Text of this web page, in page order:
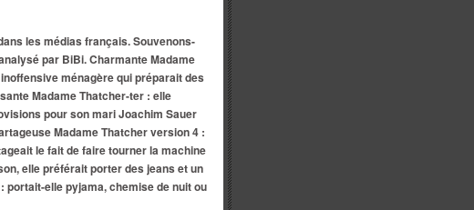
les médias français. Souvenons-
par BiBi. Charmante Madame
ménagère qui préparait des
Madame Thatcher-ter : elle
pour son mari Joachim Sauer
Madame Thatcher version 4 :
le fait de faire tourner la machine
elle préférait porter des jeans et un
portait-elle pyjama, chemise de nuit ou